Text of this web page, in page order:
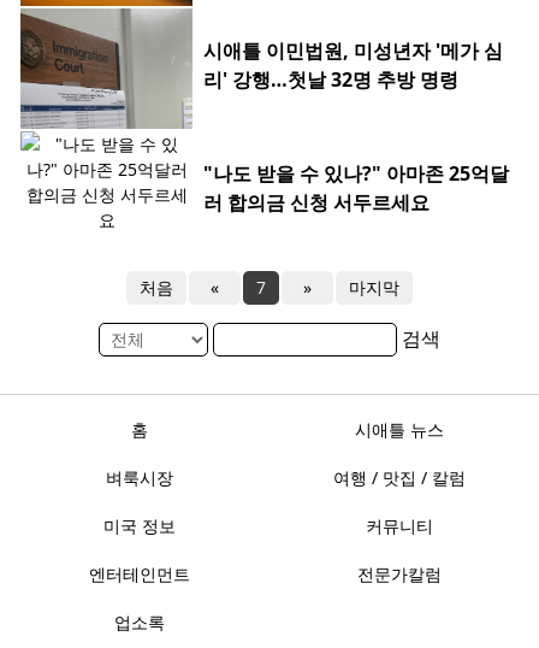
시애틀 이민법원, 미성년자 '메가 심
리' 강행…첫날 32명 추방 명령
"나도 받을 수 있나?" 아마존 25억달
러 합의금 신청 서두르세요
처음 « 7 » 마지막
검색
홈 시애틀 뉴스
벼룩시장 여행 / 맛집 / 칼럼
미국 정보 커뮤니티
엔터테인먼트 전문가칼럼
업소록